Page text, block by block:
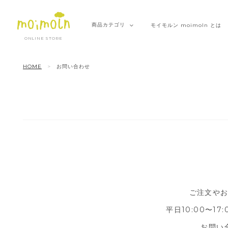
ONLINE STORE
商品カテゴリ モイモルン moimoln とは
HOME お問い合わせ
ご注文や
平日10:00〜